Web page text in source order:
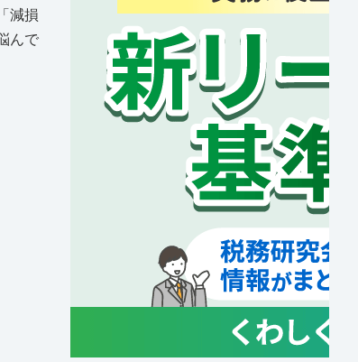
減損
んで